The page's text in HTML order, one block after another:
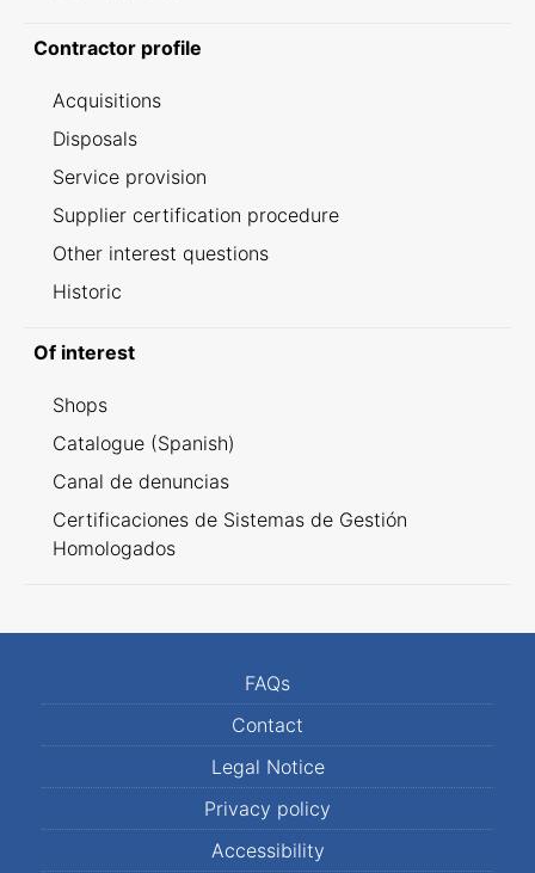
Contractor profile
Acquisitions
Disposals
Service provision
Supplier certification procedure
Other interest questions
Historic
Of interest
Shops
Catalogue (Spanish)
Canal de denuncias
Certificaciones de Sistemas de Gestión
Homologados
FAQs
Contact
Legal Notice
Privacy policy
Accessibility